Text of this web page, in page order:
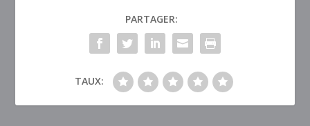
PARTAGER:
TAUX: